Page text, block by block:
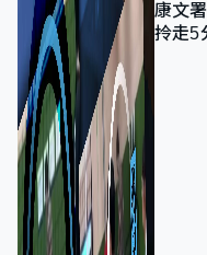
康文
拎走5